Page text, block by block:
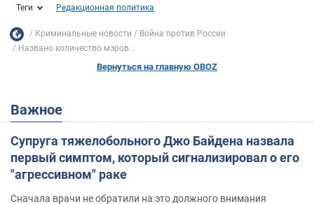
Теги Редакционная политика
Криминальные новости
Война против России
Названо количество мэров...
Вернуться на главную OBOZ
Важное
Супруга тяжелобольного Джо Байдена назвала
первый симптом, который сигнализировал о его
"агрессивном" раке
Сначала врачи не обратили на это должного внимания